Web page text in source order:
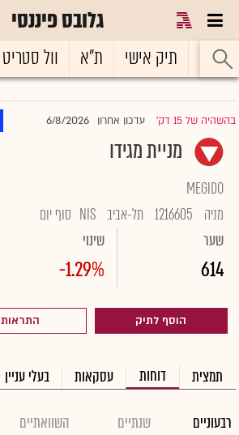
גלובס פיננסי
ראשי תיק אישי ת"א וול סטריט
בהשהיה של 15 דק' |עדכון אחרון 6/8/2026
מניית מגידו
MEGIDO
מניה
1216605 תל-אביב NIS סוף יום
שער
614
שינוי
-1.29%
הוסף לתיק התראות
תמצית דוחות עסקאות בעלי עניין
רבעוניים שנתיים השוואתיים